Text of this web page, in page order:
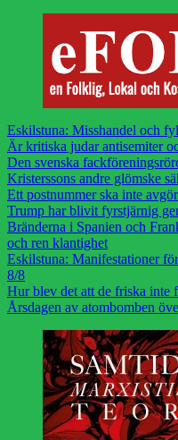
Eskilstuna: Misshandel och
Är kritiska judar antisemiter
Den svenska
Kristerssons andre glömske
Ett postnummer ska inte
Trump har blivit fyrstjärnig
Bränderna i Spanien och
och ren klantighet
Eskilstuna: Manifestationer
8/8
Hur blev det att de friska inte
Årsdagen av atombomben